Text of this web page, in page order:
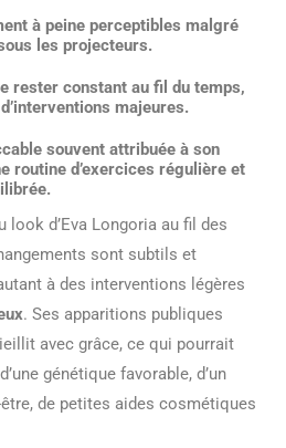
à peine perceptibles malgré
les projecteurs.
rester constant au fil du temps,
majeures.
souvent attribuée à son
routine d’exercices régulière et
look d’Eva Longoria au fil des
sont subtils et
à des interventions légères
. Ses apparitions publiques
avec grâce, ce qui pourrait
génétique favorable, d’un
de petites aides cosmétiques